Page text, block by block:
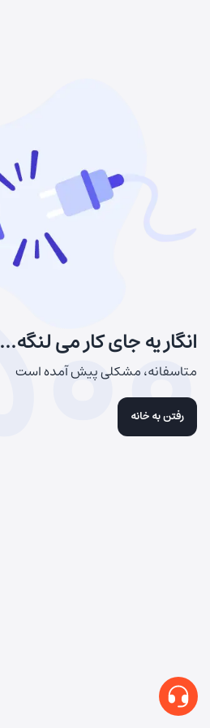
انگار یه جای کار می لنگه...
متاسفانه، مشکلی پیش آمده است
رفتن به خانه
500